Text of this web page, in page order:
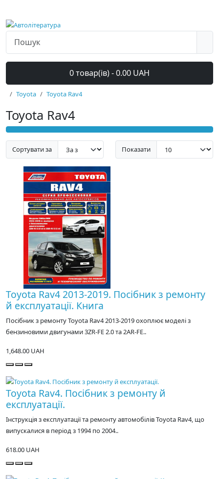
0 товар(ів) - 0.00 UAH
Toyota Toyota Rav4
Toyota Rav4
Сортувати за Показати
Toyota Rav4 2013-2019. Посібник з ремонту
й експлуатації. Книга
Посібник з ремонту Toyota Rav4 2013-2019 охоплює моделі з
бензиновими двигунами 3ZR-FE 2.0 та 2AR-FE..
1,648.00 UAH
Toyota Rav4. Посібник з ремонту й
експлуатації.
Інструкція з експлуатації та ремонту автомобілів Toyota Rav4, що
випускалися в період з 1994 по 2004..
618.00 UAH